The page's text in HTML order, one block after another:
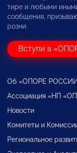
тире и любыми
сообщения,
розни.
Вступи в
Об «ОПОРЕ
Ассоциация «НП
Новости
Комитеты и
Региональное